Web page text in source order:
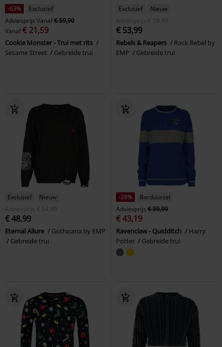
-63%
Exclusief
Adviesprijs Vanaf€ 59,90
Vanaf€ 21,59
Cookie Monster - Trui met rits
Sesame Street
Gebreide trui
Exclusief
Nieuw
Adviesprijs
€ 59,99
€ 53,99
Rebels & Reapers
Rock Rebel by
EMP
Gebreide trui
Exclusief
Nieuw
Adviesprijs
€ 54,99
€ 48,99
Eternal Allure
Gothicana by EMP
Gebreide trui
-28%
Borduursel
Adviesprijs € 59,99
€ 43,19
Ravenclaw - Quidditch
Harry
Potter
Gebreide trui